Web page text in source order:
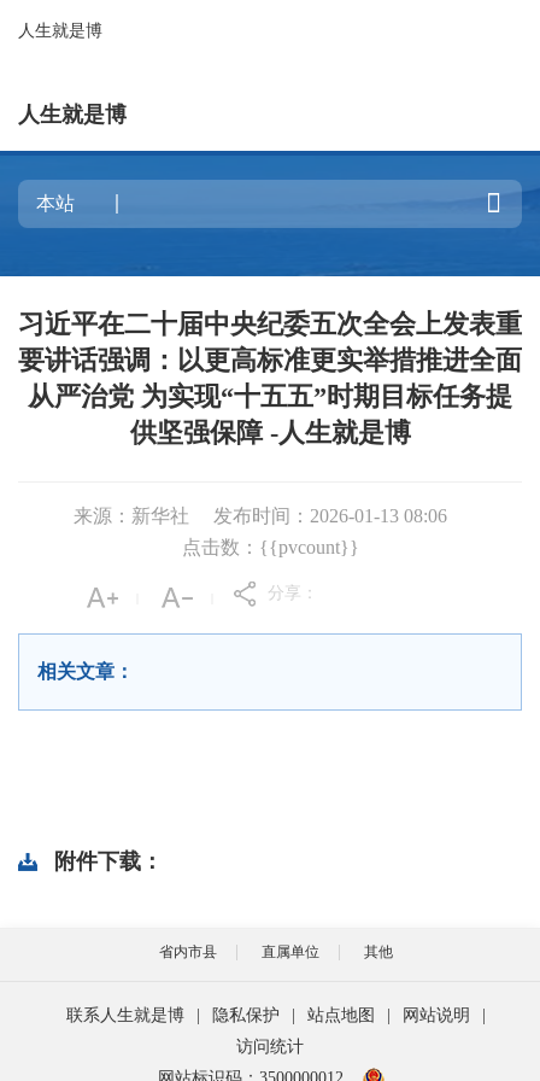
人生就是博
人生就是博

习近平在二十届中央纪委五次全会上发表重
要讲话强调：以更高标准更实举措推进全面
从严治党 为实现“十五五”时期目标任务提
供坚强保障 -人生就是博
来源：新华社
发布时间：2026-01-13 08:06
点击数：{{pvcount}}
分享：
相关文章：
附件下载：
省内市县 直属单位 其他
联系人生就是博 隐私保护 站点地图 网站说明
访问统计